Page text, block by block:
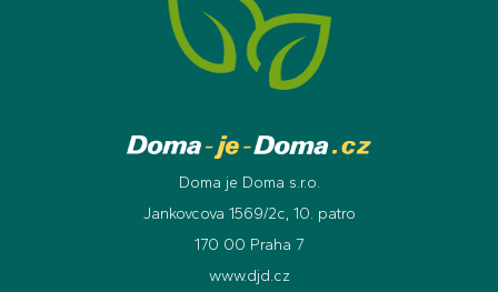
Doma je Doma s.r.o.
Jankovcova 1569/2c, 10. patro
170 00 Praha 7
www.djd.cz